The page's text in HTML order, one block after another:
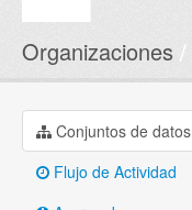
Organizaciones
Conjuntos de datos
Flujo de Actividad